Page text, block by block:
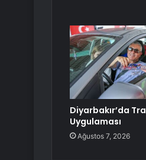
Diyarbakır’da
Uygulaması
Ağustos 7, 2026